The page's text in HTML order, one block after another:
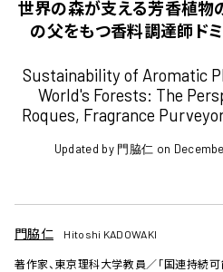
世界の森が支える芳香植
の父をもつ香料調達師ド
Sustainability of Aromatic
World's Forests: The
Roques, Fragrance
Updated by 門脇仁 on
門脇仁 Hitoshi KADOWAKI
著作家、東京理科大学教員／「国連持続